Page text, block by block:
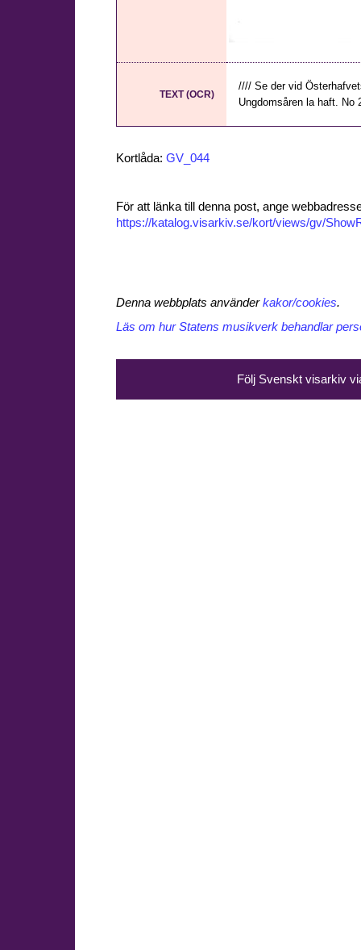
TEXT (OCR)
//// Se der vid
Ungdomsåren la haft. No
Kortlåda: GV_044
För att länka till denna post, ange
https://katalog.visarkiv.se/kort/views/gv/
Denna webbplats använderkakor/cookies.
Läs om hur Statens musikverk behandlar
Följ Svenskt visarkiv